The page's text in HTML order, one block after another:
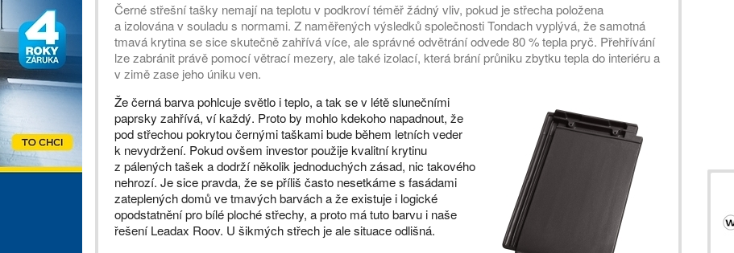
Černé střešní tašky nemají na teplotu v podkroví téměř žádný vliv, pokud je střecha položena
a izolována v souladu s normami. Z naměřených výsledků společnosti Tondach vyplývá, že samotná
tmavá krytina se sice skutečně zahřívá více, ale správné odvětrání odvede 80 % tepla pryč. Přehřívání
lze zabránit právě pomocí větrací mezery, ale také izolací, která brání průniku zbytku tepla do interiéru a
v zimě zase jeho úniku ven.
Že černá barva pohlcuje světlo i teplo, a tak se v létě slunečními
paprsky zahřívá, ví každý. Proto by mohlo kdekoho napadnout, že
pod střechou pokrytou černými taškami bude během letních veder
k nevydržení. Pokud ovšem investor použije kvalitní krytinu
z pálených tašek a dodrží několik jednoduchých zásad, nic takového
nehrozí. Je sice pravda, že se příliš často nesetkáme s fasádami
zateplených domů ve tmavých barvách a že existuje i logické
opodstatnění pro bílé ploché střechy, a proto má tuto barvu i naše
řešení Leadax Roov. U šikmých střech je ale situace odlišná.